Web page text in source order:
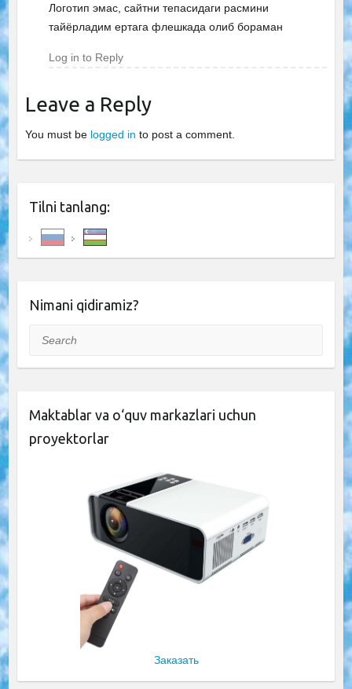
Логотип эмас, сайтни тепасидаги расмини
тайёрладим ертага флешкада олиб бораман
Log in to Reply
Leave a Reply
You must be logged in to post a comment.
Tilni tanlang:
Nimani qidiramiz?
Search
Maktablar va o‘quv markazlari uchun
proyektorlar
Заказать